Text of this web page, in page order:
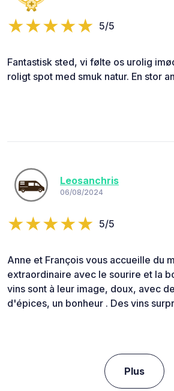
5/5
Fantastisk sted, vi følte os urolig
roligt spot med smuk natur. En stor
Leosanchris
06/08/2024
5/5
Anne et François vous accueille du
extraordinaire avec le sourire et la
vins sont à leur image, doux, avec
d'épices, un bonheur . Des vins
Plus